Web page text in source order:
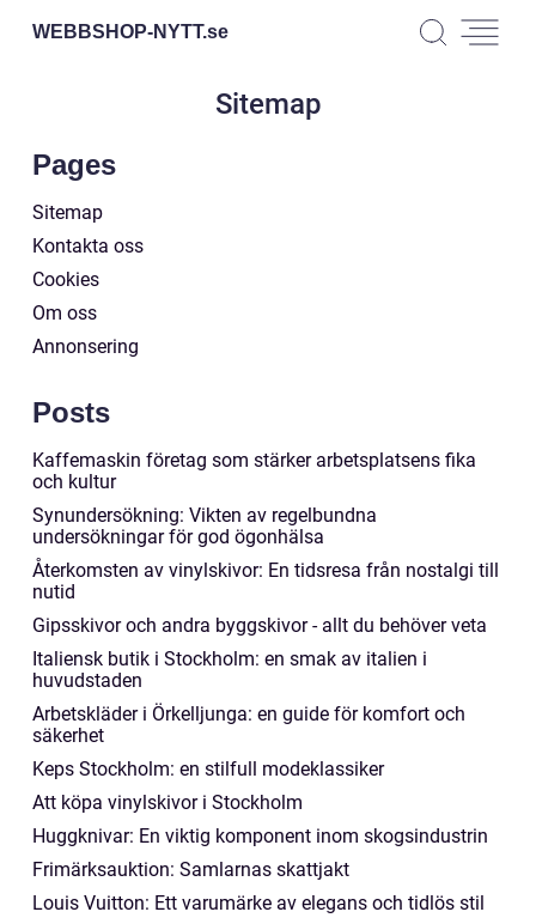
WEBBSHOP-NYTT.se
Sitemap
Pages
Sitemap
Kontakta oss
Cookies
Om oss
Annonsering
Posts
Kaffemaskin företag som stärker arbetsplatsens fika
och kultur
Synundersökning: Vikten av regelbundna
undersökningar för god ögonhälsa
Återkomsten av vinylskivor: En tidsresa från nostalgi till
nutid
Gipsskivor och andra byggskivor - allt du behöver veta
Italiensk butik i Stockholm: en smak av italien i
huvudstaden
Arbetskläder i Örkelljunga: en guide för komfort och
säkerhet
Keps Stockholm: en stilfull modeklassiker
Att köpa vinylskivor i Stockholm
Huggknivar: En viktig komponent inom skogsindustrin
Frimärksauktion: Samlarnas skattjakt
Louis Vuitton: Ett varumärke av elegans och tidlös stil